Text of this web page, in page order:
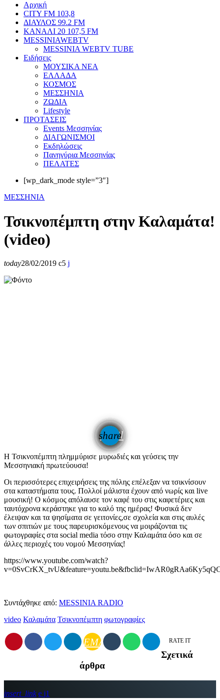
Αρχική
CITY FM 103,8
ΔΙΑΥΛΟΣ 99.2 FM
ΚΑΝΑΛΙ 20 107,5 FM
MESSINIAWEBTV
MESSINIA WEBTV TUBE
Eιδήσεις
ΜΟΥΣΙΚΑ ΝΕΑ
ΕΛΛΑΔΑ
ΚΟΣΜΟΣ
ΜΕΣΣΗΝΙΑ
ΖΩΔΙΑ
Lifestyle
ΠΡΟΤΑΣΕΙΣ
Events Μεσσηνίας
ΔΙΑΓΩΝΙΣΜΟΙ
Εκδηλώσεις
Πανηγύρια Μεσσηνίας
ΠΕΛΑΤΕΣ
[wp_dark_mode style=”3″]
ΜΕΣΣΗΝΙΑ
Τσικνοπέμπτη στην Καλαμάτα!
(video)
today28/02/2019 5
share
email
Η Τσικνοπέμπτη πλημμύρισε μυρωδιές και γεύσεις την
Μεσσηνιακή πρωτεύουσα!
Οι περισσότερες επιχειρήσεις της πόλης επέλεξαν να τσικνίσουν
στα καταστήματα τους. Πολλοί μάλιστα έχουν από νωρίς και live
μουσική! Ο κόσμος απόλαυσε τον καφέ του στις καφετέριες και
ταυτόχρονα κεράστηκε για το καλό της ημέρας! Φυσικά δεν
έλειψαν και τα ψησίματα σε γειτονίες,σε σχολεία και στις αυλές
των σπιτιών με τους παρευρισκόμενους να μοιράζονται τις
φωτογραφίες στα social media τόσο στην Καλαμάτα όσο και σε
άλλες περιοχές του νομού Μεσσηνίας!
https://www.youtube.com/watch?
Συντάχθηκε από: MESSINIA RADIO
video Καλαμάτα Τσικνοπέμπτη φωτογραφίες
EMAIL RATE IT
Σχετικά
άρθρα
insert_link 1